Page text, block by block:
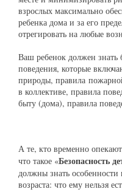
взрослых максимально
ребенка дома и за его
отрегировать на любые
Ваш ребенок должен знать
поведения, которые
природы, правила
в коллективе, правила
быту (дома), правила
А те, кто временно
что такое «Безопасность
должны знать
возраста: что ему нельзя